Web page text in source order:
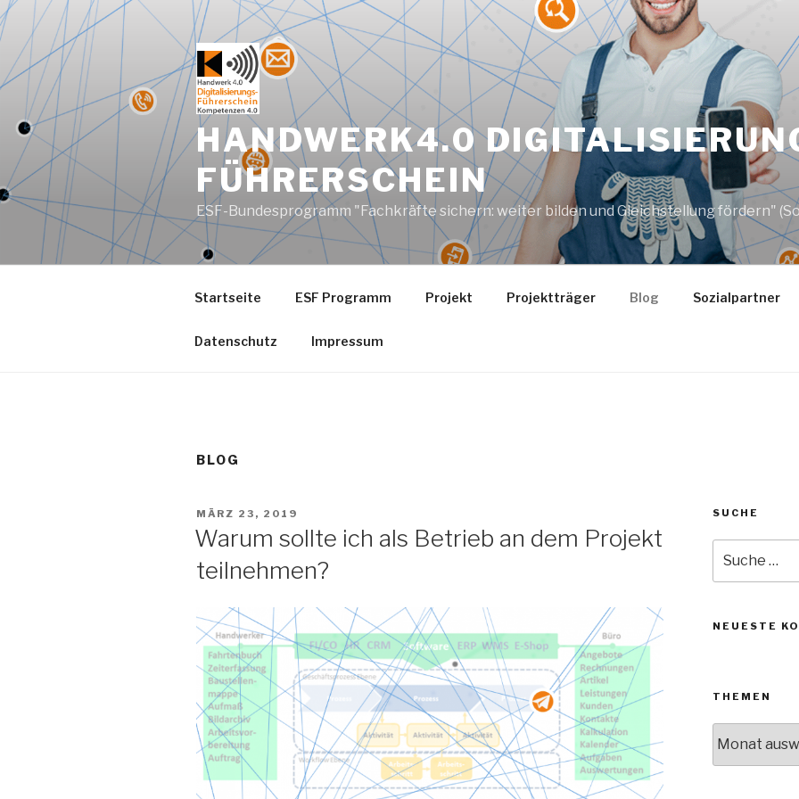
Zum
Inhalt
springen
HANDWERK4.0
FÜHRERSCHEIN
ESF-Bundesprogramm "Fachkräfte sichern: weiter bilden und Gleichstellung fördern"
Startseite ESF Programm Projekt Projektträger Blog Sozialpartner
Datenschutz Impressum
BLOG
VERÖFFENTLICHT
AM
MÄRZ 23, 2019
Warum sollte ich als Betrieb an dem Projekt
teilnehmen?
SUCHE
nach:
NEUESTE
THEMEN